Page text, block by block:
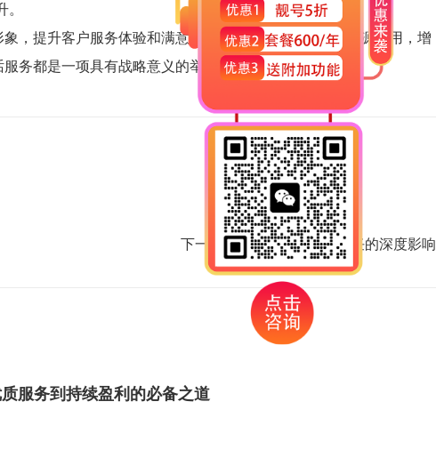
，提升客户服务体验和满意度，还能优化营销效果与资源利用，增
务都是一项具有战略意义的举措。
下一篇：400 电话对客户信任的深度影响
服务到持续盈利的必备之道